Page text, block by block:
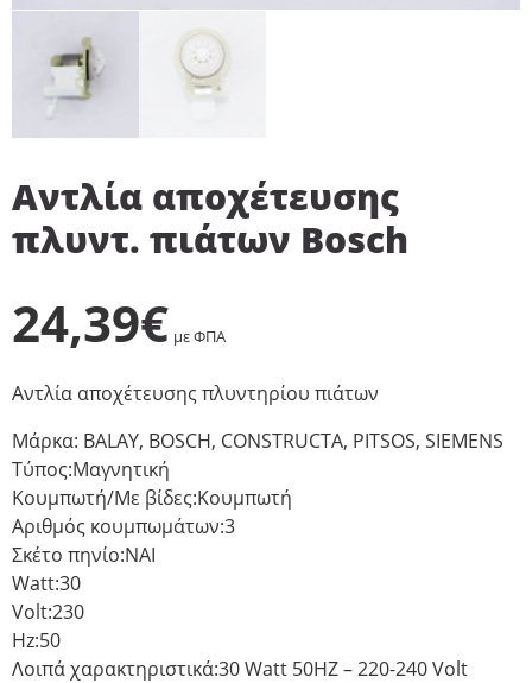
Αντλία αποχέτευσης
πλυντ. πιάτων Bosch
24,39€ με ΦΠΑ
Αντλία αποχέτευσης πλυντηρίου πιάτων
Μάρκα: BALAY, BOSCH, CONSTRUCTA, PITSOS, SIEMENS
Τύπος:Μαγνητική
Κουμπωτή/Με βίδες:Κουμπωτή
Αριθμός κουμπωμάτων:3
Σκέτο πηνίο:ΝΑΙ
Watt:30
Volt:230
Hz:50
Λοιπά χαρακτηριστικά:30 Watt 50HZ – 220-240 Volt